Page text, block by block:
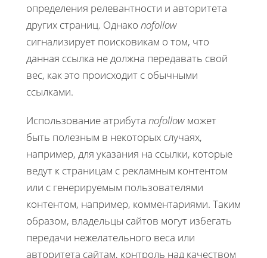
определения релевантности и авторитета
других страниц. Однако nofollow
сигнализирует поисковикам о том, что
данная ссылка не должна передавать свой
вес, как это происходит с обычными
ссылками.
Использование атрибута nofollow может
быть полезным в некоторых случаях,
например, для указания на ссылки, которые
ведут к страницам с рекламным контентом
или с генерируемым пользователями
контентом, например, комментариями. Таким
образом, владельцы сайтов могут избегать
передачи нежелательного веса или
авторитета сайтам, контроль над качеством